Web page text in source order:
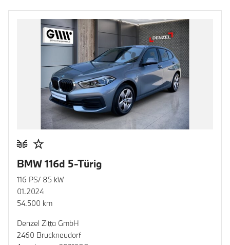
BMW 116d 5-Türig
116 PS/ 85 kW
01.2024
54.500 km
Denzel Zitta GmbH
2460 Bruckneudorf